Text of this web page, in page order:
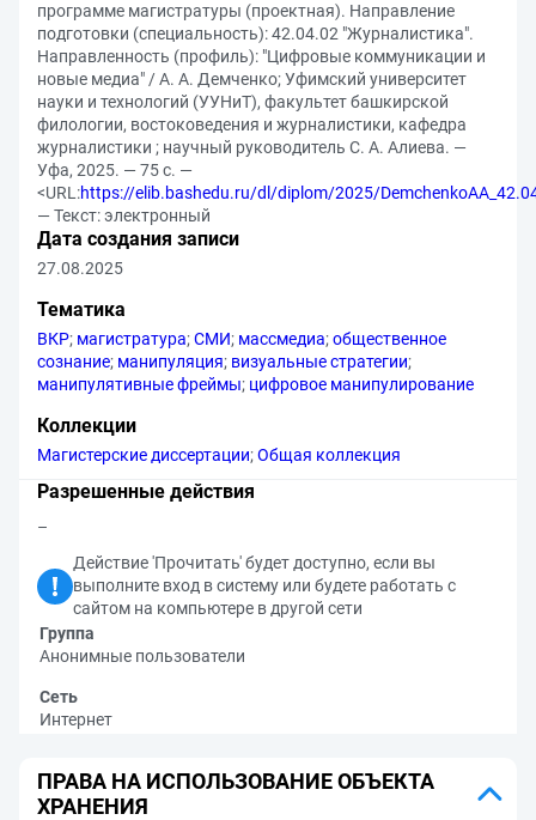
программе магистратуры (проектная). Направление
подготовки (специальность): 42.04.02 "Журналистика".
Направленность (профиль): "Цифровые коммуникации и
новые медиа" / А. А. Демченко; Уфимский университет
науки и технологий (УУНиТ), факультет башкирской
филологии, востоковедения и журналистики, кафедра
журналистики ; научный руководитель С. А. Алиева. —
Уфа, 2025. — 75 с. —
<URL:https://elib.bashedu.ru/dl/diplom/2025/
— Текст: электронный
Дата создания записи
27.08.2025
Тематика
ВКР; магистратура;СМИ; массмедиа;общественное
сознание; манипуляция; визуальные стратегии;
манипулятивные фреймы; цифровое манипулирование
Коллекции
Магистерские диссертации;Общая коллекция
Разрешенные действия
–
Действие 'Прочитать' будет доступно, если вы
выполните вход в систему или будете работать с
сайтом на компьютере в другой сети
Группа
Анонимные пользователи
Сеть
Интернет
ПРАВА НА ИСПОЛЬЗОВАНИЕ ОБЪЕКТА
ХРАНЕНИЯ